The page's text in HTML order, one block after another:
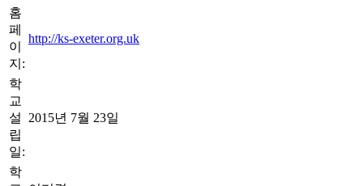
홈
페
이
지:
http://ks-exeter.org.uk
학
교
설
립
일:
2015년 7월 23일
학